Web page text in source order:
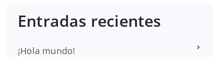
Entradas recientes
¡Hola mundo!